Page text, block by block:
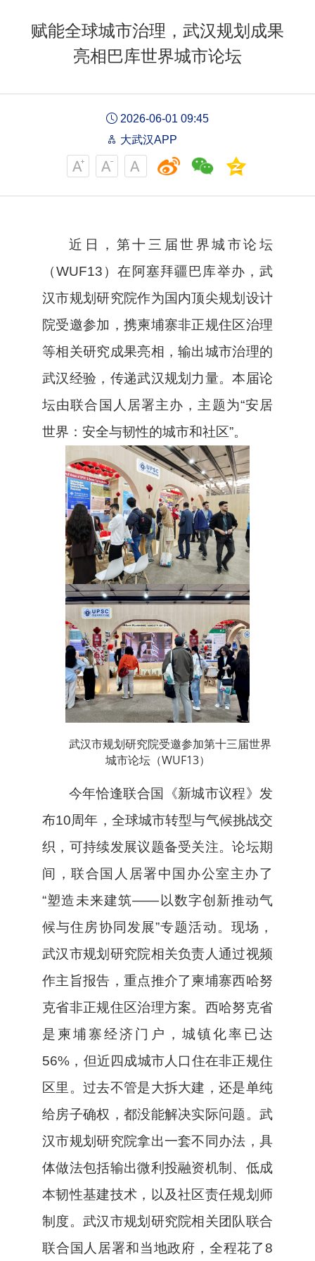
赋能全球城市治理，武汉规划成果
亮相巴库世界城市论坛
2026-06-01 09:45
大武汉APP
近日，第十三届世界城市论坛
（WUF13）在阿塞拜疆巴库举办，武
汉市规划研究院作为国内顶尖规划设计
院受邀参加，携柬埔寨非正规住区治理
等相关研究成果亮相，输出城市治理的
武汉经验，传递武汉规划力量。本届论
坛由联合国人居署主办，主题为“安居
世界：安全与韧性的城市和社区”。
武汉市规划研究院受邀参加第十三届世界
城市论坛（WUF13）
今年恰逢联合国《新城市议程》发
布10周年，全球城市转型与气候挑战交
织，可持续发展议题备受关注。论坛期
间，联合国人居署中国办公室主办了
“塑造未来建筑——以数字创新推动气
候与住房协同发展”专题活动。现场，
武汉市规划研究院相关负责人通过视频
作主旨报告，重点推介了柬埔寨西哈努
克省非正规住区治理方案。西哈努克省
是柬埔寨经济门户，城镇化率已达
56%，但近四成城市人口住在非正规住
区里。过去不管是大拆大建，还是单纯
给房子确权，都没能解决实际问题。武
汉市规划研究院拿出一套不同办法，具
体做法包括输出微利投融资机制、低成
本韧性基建技术，以及社区责任规划师
制度。武汉市规划研究院相关团队联合
联合国人居署和当地政府，全程花了8